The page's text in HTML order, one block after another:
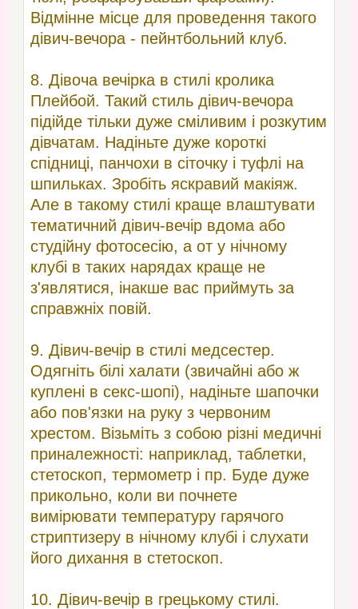
Відмінне місце для проведення такого
дівич-вечора - пейнтбольний клуб.
8. Дівоча вечірка в стилі кролика
Плейбой. Такий стиль дівич-вечора
підійде тільки дуже сміливим і розкутим
дівчатам. Надіньте дуже короткі
спідниці, панчохи в сіточку і туфлі на
шпильках. Зробіть яскравий макіяж.
Але в такому стилі краще влаштувати
тематичний дівич-вечір вдома або
студійну фотосесію, а от у нічному
клубі в таких нарядах краще не
з'являтися, інакше вас приймуть за
справжніх повій.
9. Дівич-вечір в стилі медсестер.
Одягніть білі халати (звичайні або ж
куплені в секс-шопі), надіньте шапочки
або пов'язки на руку з червоним
хрестом. Візьміть з собою різні медичні
приналежності: наприклад, таблетки,
стетоскоп, термометр і пр. Буде дуже
прикольно, коли ви почнете
вимірювати температуру гарячого
стриптизеру в нічному клубі і слухати
його дихання в стетоскоп.
10. Дівич-вечір в грецькому стилі.